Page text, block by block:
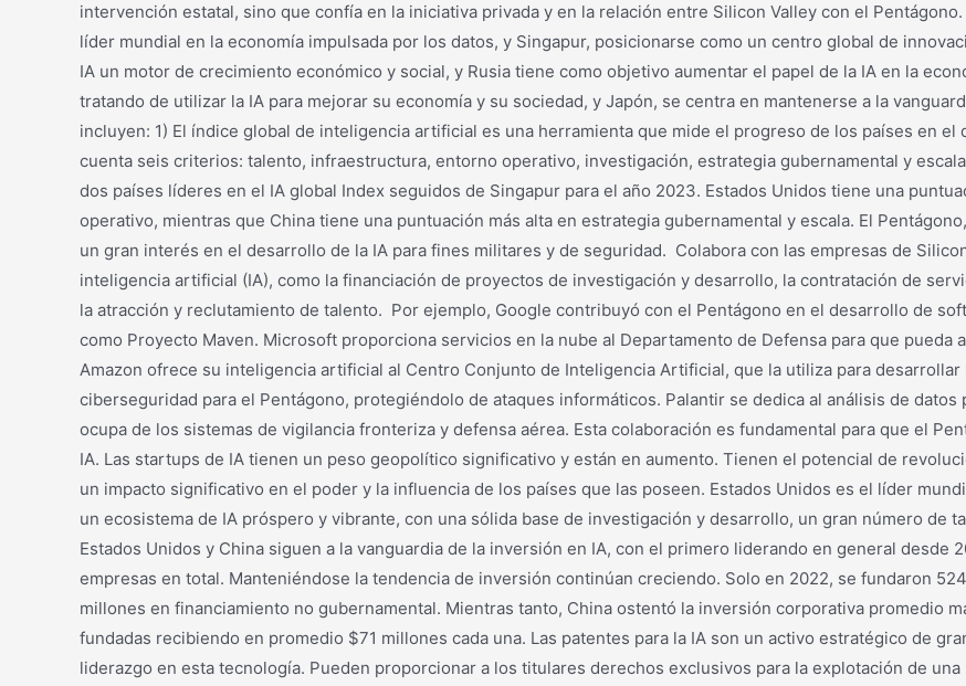
intervención estatal, sino que confía en la iniciativa privada y en la relación entre Silicon Valley con el
líder mundial en la economía impulsada por los datos, y Singapur, posicionarse como un centro global de
IA un motor de crecimiento económico y social, y Rusia tiene como objetivo aumentar el papel de la IA en la
tratando de utilizar la IA para mejorar su economía y su sociedad, y Japón, se centra en mantenerse a la
incluyen: 1) El índice global de inteligencia artificial es una herramienta que mide el progreso de los países en
cuenta seis criterios: talento, infraestructura, entorno operativo, investigación, estrategia gubernamental y
dos países líderes en el IA global Index seguidos de Singapur para el año 2023. Estados Unidos tiene una
operativo, mientras que China tiene una puntuación más alta en estrategia gubernamental y escala. El
un gran interés en el desarrollo de la IA para fines militares y de seguridad. Colabora con las empresas de
inteligencia artificial (IA), como la financiación de proyectos de investigación y desarrollo, la contratación de
la atracción y reclutamiento de talento. Por ejemplo, Google contribuyó con el Pentágono en el desarrollo de
como Proyecto Maven. Microsoft proporciona servicios en la nube al Departamento de Defensa para que pueda
Amazon ofrece su inteligencia artificial al Centro Conjunto de Inteligencia Artificial, que la utiliza para desarrollar
ciberseguridad para el Pentágono, protegiéndolo de ataques informáticos. Palantir se dedica al análisis de
ocupa de los sistemas de vigilancia fronteriza y defensa aérea. Esta colaboración es fundamental para que el
IA. Las startups de IA tienen un peso geopolítico significativo y están en aumento. Tienen el potencial de
un impacto significativo en el poder y la influencia de los países que las poseen. Estados Unidos es el líder
un ecosistema de IA próspero y vibrante, con una sólida base de investigación y desarrollo, un gran número de
Estados Unidos y China siguen a la vanguardia de la inversión en IA, con el primero liderando en general
empresas en total. Manteniéndose la tendencia de inversión continúan creciendo. Solo en 2022, se fundaron
millones en financiamiento no gubernamental. Mientras tanto, China ostentó la inversión corporativa promedio
fundadas recibiendo en promedio $71 millones cada una. Las patentes para la IA son un activo estratégico de
liderazgo en esta tecnología. Pueden proporcionar a los titulares derechos exclusivos para la explotación de